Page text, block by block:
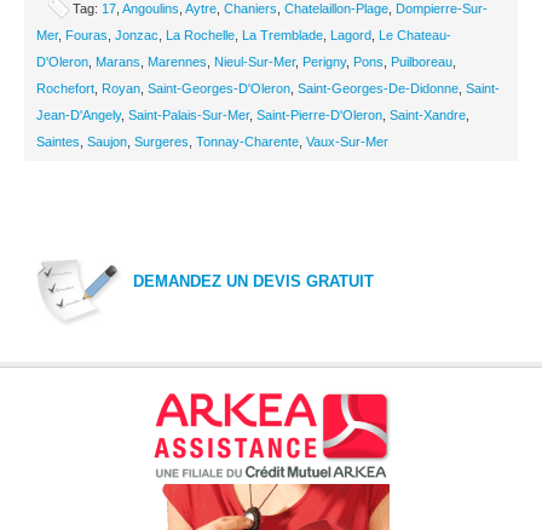
Tag: 17 Angoulins Aytre Chaniers Chatelaillon-Plage Dompierre-Sur-
Mer, Fouras Jonzac La Rochelle La Tremblade Lagord Le Chateau-
D'Oleron Marans Marennes Nieul-Sur-Mer, Perigny, Pons Puilboreau
Rochefort Royan Saint-Georges-D'Oleron Saint-Georges-De-Didonne Saint-
Jean-D'Angely, Saint-Palais-Sur-Mer, Saint-Pierre-D'Oleron Saint-Xandre
Saintes Saujon Surgeres Tonnay-Charente Vaux-Sur-Mer
DEMANDEZ UN DEVIS GRATUIT